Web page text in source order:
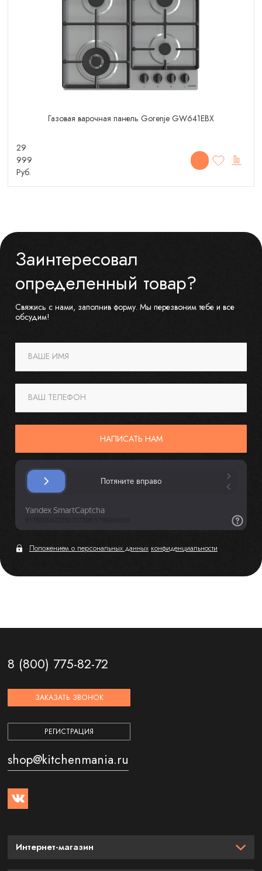
Газовая варочная панель Gorenje GW641EBX
29
999
Руб.
Заинтересовал
определенный товар?
Свяжись с нами, заполнив форму. Мы перезвоним тебе и все
обсудим!
ВАШЕ ИМЯ
ВАШ ТЕЛЕФОН
НАПИСАТЬ НАМ
Положением о персональных данных конфиденциальности
8 (800) 775-82-72
ЗАКАЗАТЬ ЗВОНОК
РЕГИСТРАЦИЯ
shop@kitchenmania.ru
Интернет-магазин